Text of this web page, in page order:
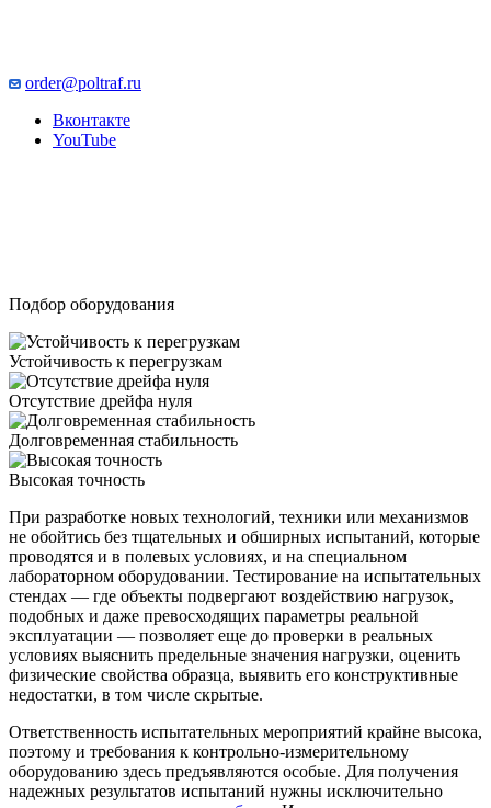
order@poltraf.ru
Вконтакте
YouTube
Подбор оборудования
Устойчивость к перегрузкам
Отсутствие дрейфа нуля
Долговременная стабильность
Высокая точность
При разработке новых технологий, техники или механизмов
не обойтись без тщательных и обширных испытаний, которые
проводятся и в полевых условиях, и на специальном
лабораторном оборудовании. Тестирование на испытательных
стендах — где объекты подвергают воздействию нагрузок,
подобных и даже превосходящих параметры реальной
эксплуатации — позволяет еще до проверки в реальных
условиях выяснить предельные значения нагрузки, оценить
физические свойства образца, выявить его конструктивные
недостатки, в том числе скрытые.
Ответственность испытательных мероприятий крайне высока,
поэтому и требования к контрольно-измерительному
оборудованию здесь предъявляются особые. Для получения
надежных результатов испытаний нужны исключительно